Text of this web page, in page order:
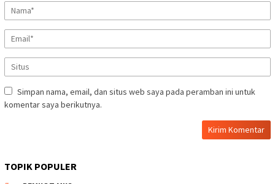
Simpan nama, email, dan situs web saya pada peramban ini untuk
komentar saya berikutnya.
TOPIK POPULER